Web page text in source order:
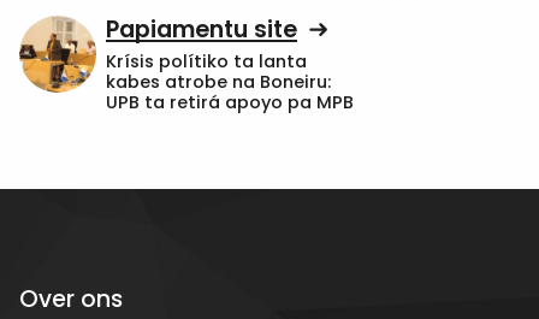
Papiamentu site
Krísis polítiko ta lanta
kabes atrobe na Boneiru:
UPB ta retirá apoyo pa MPB
Over ons